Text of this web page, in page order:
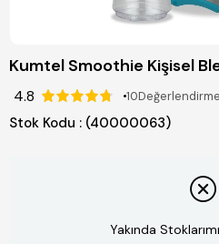
Kumtel Smoothie Kişisel
4.8 10Değerlendirme
Stok Kodu (40000063)
Yakında